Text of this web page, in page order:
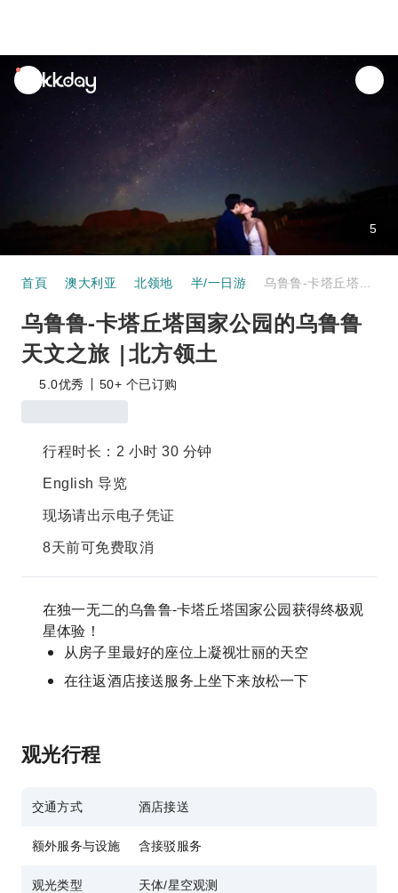
unread
notifications
5
首頁 澳大利亚 北领地 半/一日游
乌鲁鲁-卡塔丘塔国家公园的乌鲁鲁
天文之旅 |北方领土
5.0优秀 50+ 个已订购
行程时长：2 小时 30 分钟
English 导览
现场请出示电子凭证
8天前可免费取消
在独一无二的乌鲁鲁-卡塔丘塔国家公园获得终极观
星体验！
从房子里最好的座位上凝视壮丽的天空
在往返酒店接送服务上坐下来放松一下
观光行程
交通方式 酒店接送
额外服务与设施 含接驳服务
观光类型 天体/星空观测